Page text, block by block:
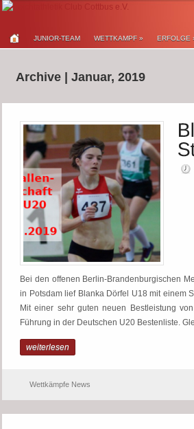
JUNIOR-TEAM WETTKAMPF » ERFOLGE
Archive | Januar, 2019
Bei den offenen Berlin-Brandenburgischen
in Potsdam lief Blanka Dörfel U18 mit einem
Mit einer sehr guten neuen Bestleistung
Führung in der Deutschen U20 Bestenliste.
weiterlesen
Wettkämpfe News